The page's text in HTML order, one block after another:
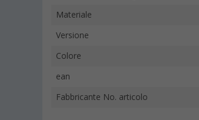
Materiale
Versione
Colore
ean
Fabbricante No. articolo